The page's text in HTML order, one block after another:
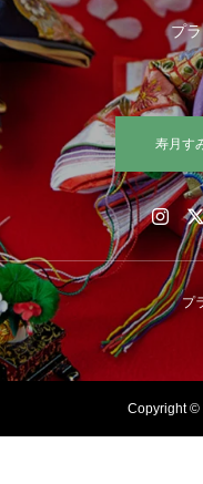
プ
寿月す
プ
Copyright ©